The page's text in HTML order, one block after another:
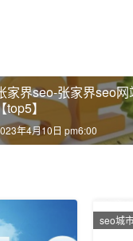
家界seo-张家界seo
top5】
年4月10日 pm6:00
seo城